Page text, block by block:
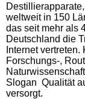
weltweit in 150
das seit mehr als
Deutschland die
Internet
Forschungs-,
Slogan Qualität
versorgt.